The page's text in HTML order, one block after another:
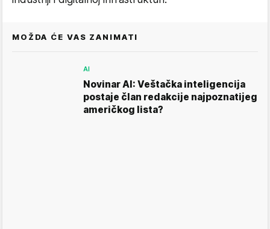
MOŽDA ĆE VAS ZANIMATI
AI
Novinar AI: Veštačka inteligencija
postaje član redakcije najpoznatijeg
američkog lista?